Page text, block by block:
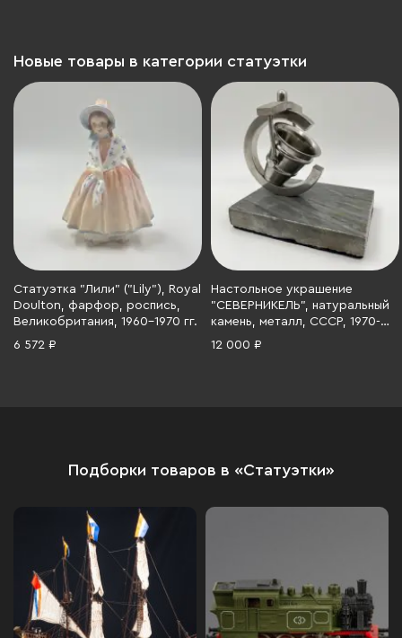
Новые товары в категории статуэтки
Статуэтка "Лили" ("Lily"), Royal
Doulton, фарфор, роспись,
Великобритания, 1960-1970 гг.
6 572 ₽
Настольное украшение
"СЕВЕРНИКЕЛЬ", натуральный
камень, металл, СССР, 1970-
1990 гг.
12 000 ₽
Подборки товаров в «Статуэтки»